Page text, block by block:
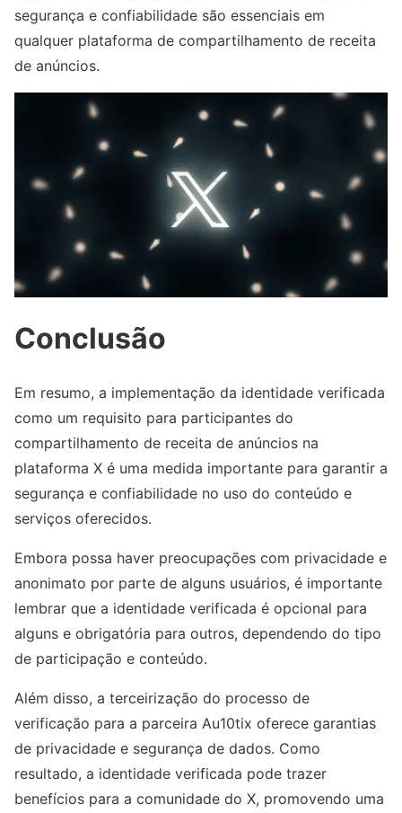
segurança e confiabilidade são essenciais em
qualquer plataforma de compartilhamento de receita
de anúncios.
Conclusão
Em resumo, a implementação da identidade verificada
como um requisito para participantes do
compartilhamento de receita de anúncios na
plataforma X é uma medida importante para garantir a
segurança e confiabilidade no uso do conteúdo e
serviços oferecidos.
Embora possa haver preocupações com privacidade e
anonimato por parte de alguns usuários, é importante
lembrar que a identidade verificada é opcional para
alguns e obrigatória para outros, dependendo do tipo
de participação e conteúdo.
Além disso, a terceirização do processo de
verificação para a parceira Au10tix oferece garantias
de privacidade e segurança de dados. Como
resultado, a identidade verificada pode trazer
benefícios para a comunidade do X, promovendo uma